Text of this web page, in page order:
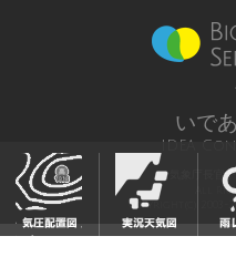
いで
IDEA
気象庁長官
All
Copyright(c) 2003-